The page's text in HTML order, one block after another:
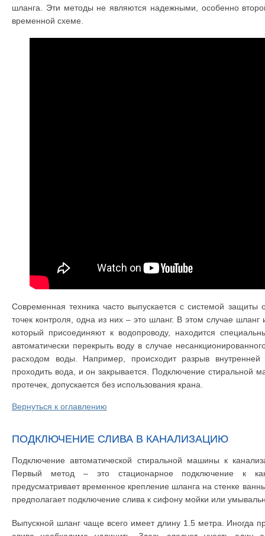
шланга. Эти методы не являются надежными, особенно
временной схеме.
Современная техника часто выпускается с системой
точек контроля, одна из них – это шланг. В этом случае шланг
который присоединяют к водопроводу, находится
автоматически перекрыть воду в случае
расходом воды. Например, происходит разрыв
проходить вода, и он закрывается. Подключение стиральной
протечек, допускается без использования крана.
Вернуться к оглавлению
ПОДКЛЮЧЕНИЕ СЛИВА В КАНАЛИЗАЦИЮ
Подключение автоматической стиральной машины к
Первый метод – это стационарное подключение к
предусматривает временное крепление шланга на стенке
предполагает подключение слива к сифону мойки или
Выпускной шланг чаще всего имеет длину 1.5 метра. Иногда